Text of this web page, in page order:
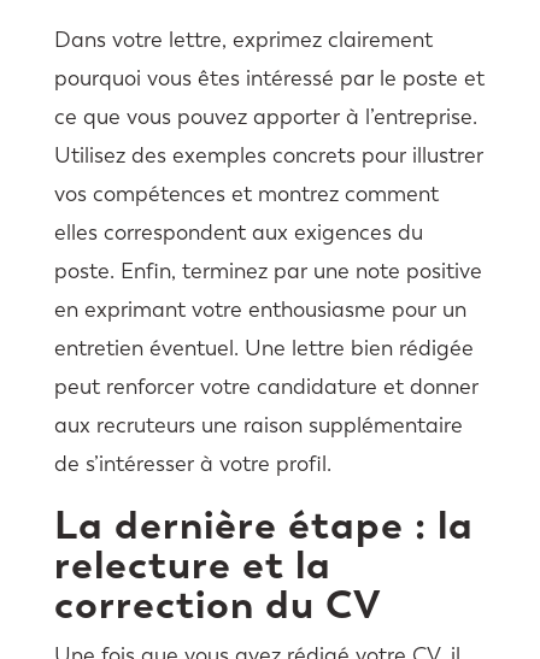
Dans votre lettre, exprimez clairement
pourquoi vous êtes intéressé par le poste et
ce que vous pouvez apporter à l’entreprise.
Utilisez des exemples concrets pour illustrer
vos compétences et montrez comment
elles correspondent aux exigences du
poste. Enfin, terminez par une note positive
en exprimant votre enthousiasme pour un
entretien éventuel. Une lettre bien rédigée
peut renforcer votre candidature et donner
aux recruteurs une raison supplémentaire
de s’intéresser à votre profil.
La dernière étape : la
relecture et la
correction du CV